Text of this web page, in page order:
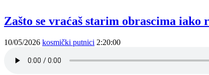
Zašto se vraćaš starim obrascima
10/05/2026 kosmički putnici 2:20:00